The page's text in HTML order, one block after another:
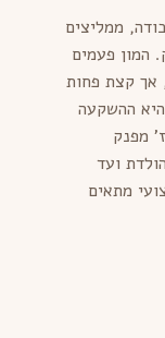
ממליצים
המון פעמים
אך קצת פחות
ההשקעה
מפנק
ועד
מתאים